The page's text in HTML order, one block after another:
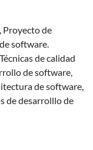
Proyecto de
software.
de calidad
de software,
de software,
de desarrolllo de